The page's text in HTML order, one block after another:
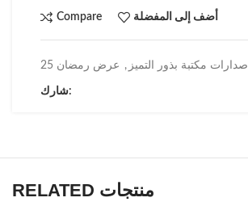
Compare أضف إلى المفضلة
إصدارات مكتبة بذور التميز ,
شارك:
RELATED منتجات